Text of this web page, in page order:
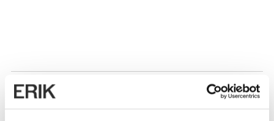
OMFANG
2.700 m² (nybygning) 1.400 m² (ombygning)